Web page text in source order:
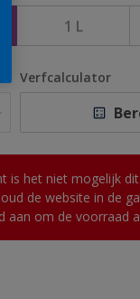
1 L
Verfcalculator
is het niet mogelijk
de website in de
aan om de voorraad